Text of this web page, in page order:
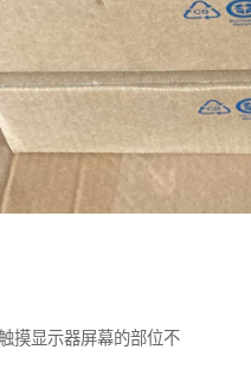
摸显示器屏幕的部位不